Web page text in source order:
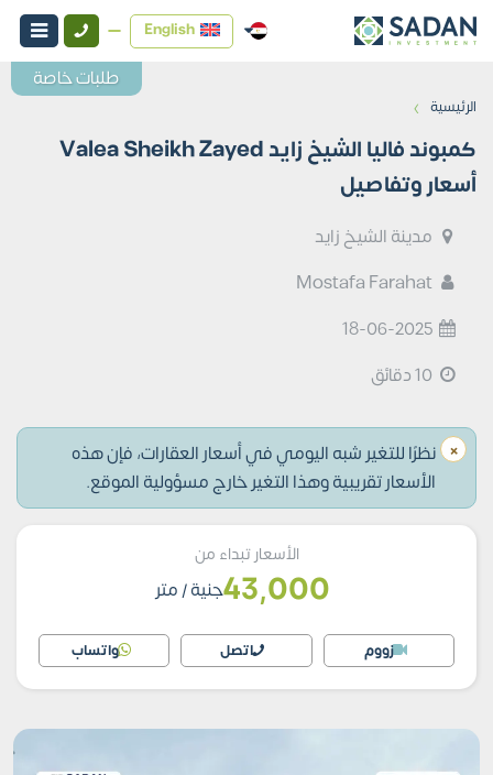
English
الرئيسية ›
كمبوند فاليا الشيخ زايد Valea Sheikh Zayed
أسعار وتفاصيل
مدينة الشيخ زايد
Mostafa Farahat
18-06-2025
× نظرًا للتغير شبه اليومي في أسعار العقارات، فإن هذه
الأسعار تقريبية وهذا التغير خارج مسؤولية الموقع.
الأسعار تبداء من
43,000جنية/ متر
زووم اتصل واتساب
طلبات خاصة